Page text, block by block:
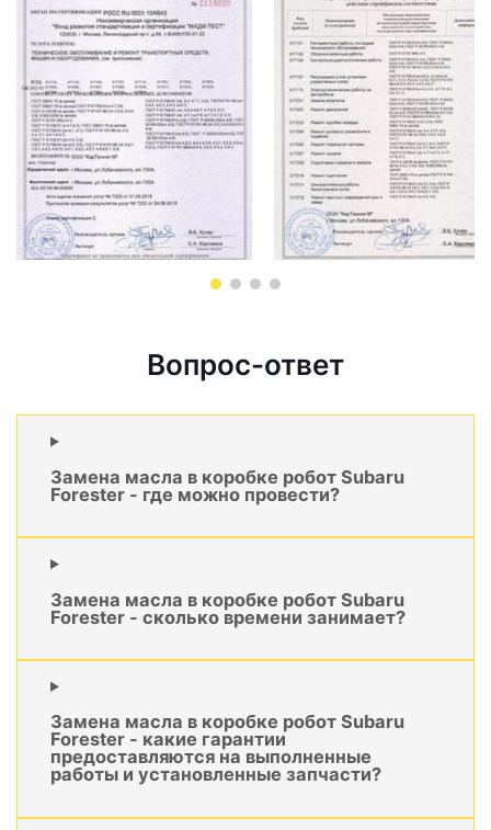
Вопрос-ответ
Замена масла в коробке робот Subaru
Forester - где можно провести?
Замена масла в коробке робот Subaru
Forester - сколько времени занимает?
Замена масла в коробке робот Subaru
Forester - какие гарантии
предоставляются на выполненные
работы и установленные запчасти?